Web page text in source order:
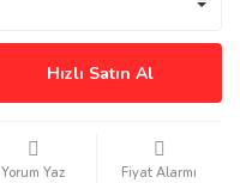
Hızlı Satın Al
Yorum Yaz Fiyat Alarmı